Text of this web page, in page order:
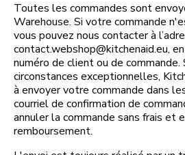
Toutes les commandes sont
Warehouse. Si votre commande
vous pouvez nous contacter à
contact.webshop@kitchenaid.eu,
numéro de client ou de commande.
circonstances exceptionnelles,
à envoyer votre commande dans
courriel de confirmation de
annuler la commande sans frais et
remboursement.